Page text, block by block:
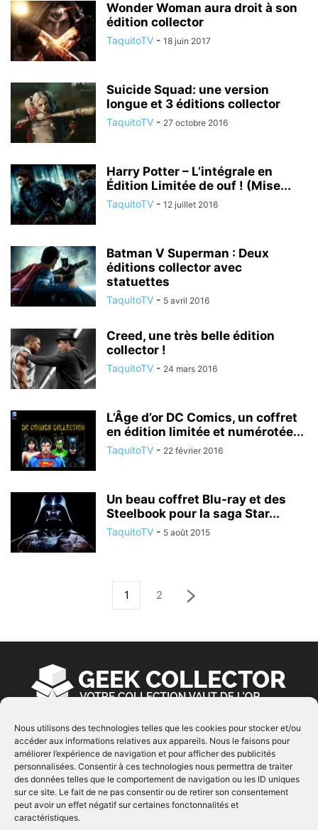
Nous utilisons des technologies telles que les cookies pour stocker et/ou
accéder aux informations relatives aux appareils. Nous le faisons pour
améliorer l’expérience de navigation et pour afficher des publicités
personnalisées. Consentir à ces technologies nous permettra de traiter
des données telles que le comportement de navigation ou les ID uniques
sur ce site. Le fait de ne pas consentir ou de retirer son consentement
peut avoir un effet négatif sur certaines fonctonnalités et
caractéristiques.
Wonder Woman aura droit à son
édition collector
TaquitoTV - 18 juin 2017
Suicide Squad: une version
longue et 3 éditions collector
TaquitoTV - 27 octobre 2016
Harry Potter – L’intégrale en
Édition Limitée de ouf ! (Mise...
TaquitoTV - 12 juillet 2016
Batman V Superman : Deux
éditions collector avec
statuettes
TaquitoTV - 5 avril 2016
Creed, une très belle édition
collector !
TaquitoTV - 24 mars 2016
L’Âge d’or DC Comics, un coffret
en édition limitée et numérotée...
TaquitoTV - 22 février 2016
Un beau coffret Blu-ray et des
Steelbook pour la saga Star...
TaquitoTV - 5 août 2015
1 2
À PROPOS
© Copyright 2022 | Produit parEIMAI| Tous Droits
Réservés